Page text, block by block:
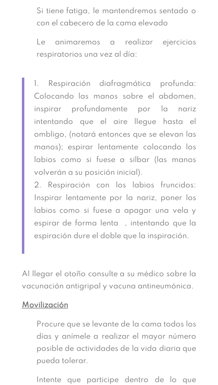
Si tiene fatiga, le mantendremos sentado o
con el cabecero de la cama elevado
Le animaremos a realizar ejercicios
respiratorios una vez al día:
Respiración diafragmática profunda:
Colocando las manos sobre el abdomen,
inspirar profundamente por la nariz
intentando que el aire llegue hasta el
ombligo, (notará entonces que se elevan las
manos); espirar lentamente colocando los
labios como si fuese a silbar (las manos
volverán a su posición inicial).
Respiración con los labios fruncidos:
Inspirar lentamente por la nariz, poner los
labios como si fuese a apagar una vela y
espirar de forma lenta , intentando que la
espiración dure el doble que la inspiración.
Al llegar el otoño consulte a su médico sobre la
vacunación antigripal y vacuna antineumónica.
Movilización
Procure que se levante de la cama todos los
días y anímele a realizar el mayor número
posible de actividades de la vida diaria que
pueda tolerar.
Intente que participe dentro de lo que